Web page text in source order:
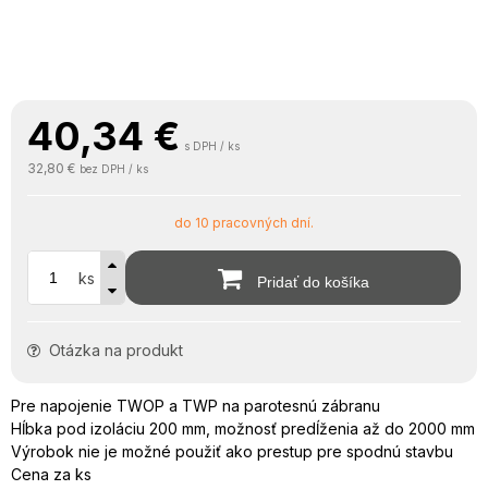
40,34 € s DPH / ks
32,80 € bez DPH / ks
do 10 pracovných dní.
ks Pridať do košíka
Otázka na produkt
Pre napojenie TWOP a TWP na parotesnú zábranu
Hĺbka pod izoláciu 200 mm, možnosť predĺženia až do 2000 mm
Výrobok nie je možné použiť ako prestup pre spodnú stavbu
Cena za ks